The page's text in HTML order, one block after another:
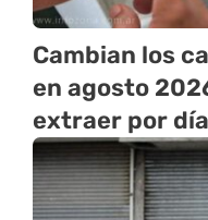
Cambian los
en agosto
extraer por